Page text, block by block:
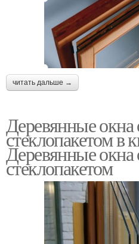
читать дальше →
Деревянные окна
стеклопакетом в
Деревянные окна
стеклопакетом